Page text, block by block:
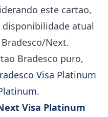
este cartao,
atual
Next.
Bradesco puro,
Visa Platinum
.
Visa Platinum